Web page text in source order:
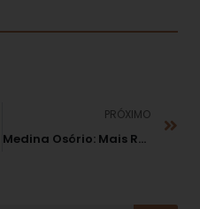
PRÓXIMO
Medina Osório: Mais Responsabilidades